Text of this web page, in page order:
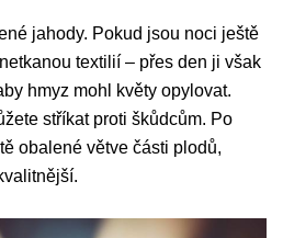
jahody. Pokud jsou noci ještě
textilií – přes den ji však
hmyz mohl květy opylovat.
stříkat proti škůdcům. Po
obalené větve části plodů,